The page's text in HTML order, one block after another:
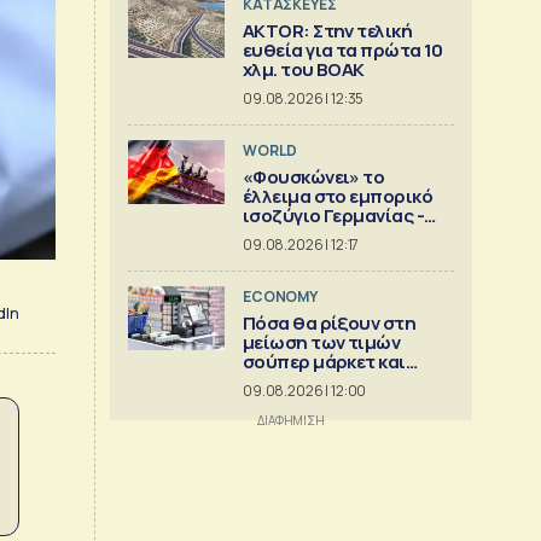
ΚΑΤΑΣΚΕΥΕΣ
AKTOR: Στην τελική
ευθεία για τα πρώτα 10
χλμ. του ΒΟΑΚ
09.08.2026 | 12:35
WORLD
«Φουσκώνει» το
έλλειμα στο εμπορικό
ισοζύγιο Γερμανίας -
Κίνας
09.08.2026 | 12:17
ECONOMY
Πόσα θα ρίξουν στη
μείωση των τιμών
σούπερ μάρκετ και
βιομηχανία
09.08.2026 | 12:00